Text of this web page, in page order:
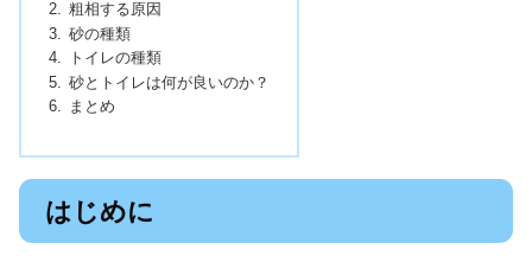
粗相する原因
砂の種類
トイレの種類
砂とトイレは何が良いのか？
まとめ
はじめに